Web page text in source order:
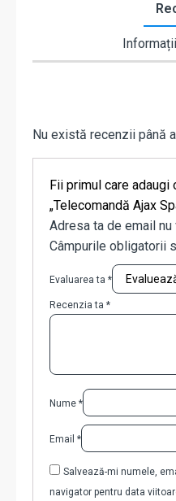
Nu există recenzii până
Fii primul care adaugi
„Telecomandă Ajax
Adresa ta de email
Câmpurile obligatorii
Evaluarea ta *
Recenzia ta *
Nume *
Email *
Salvează-mi numele,
navigator pentru data